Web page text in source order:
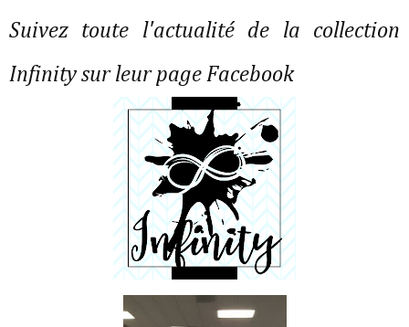
Suivez toute l'actualité de la collection
Infinity sur leur page Facebook